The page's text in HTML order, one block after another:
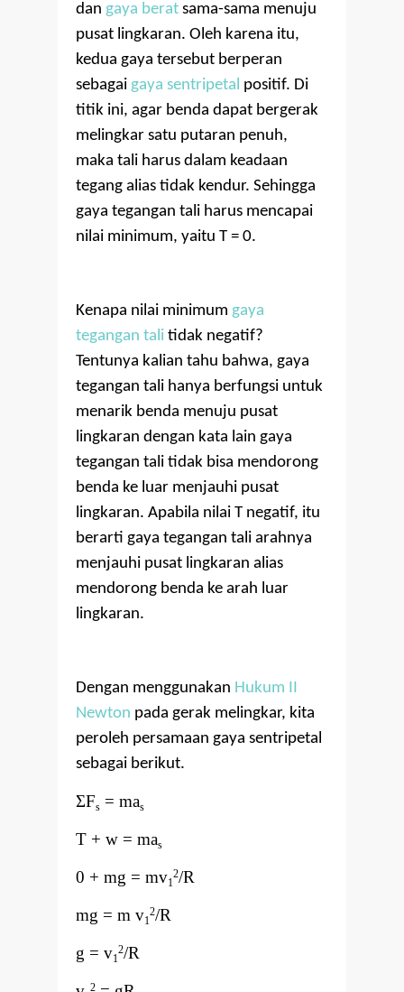
dan gaya berat sama-sama menuju
pusat lingkaran. Oleh karena itu,
kedua gaya tersebut berperan
sebagai gaya sentripetal positif. Di
titik ini, agar benda dapat bergerak
melingkar satu putaran penuh,
maka tali harus dalam keadaan
tegang alias tidak kendur. Sehingga
gaya tegangan tali harus mencapai
nilai minimum, yaitu T = 0.
Kenapa nilai minimum gaya
tegangan tali tidak negatif?
Tentunya kalian tahu bahwa, gaya
tegangan tali hanya berfungsi untuk
menarik benda menuju pusat
lingkaran dengan kata lain gaya
tegangan tali tidak bisa mendorong
benda ke luar menjauhi pusat
lingkaran. Apabila nilai T negatif, itu
berarti gaya tegangan tali arahnya
menjauhi pusat lingkaran alias
mendorong benda ke arah luar
lingkaran.
Dengan menggunakan Hukum II
Newton pada gerak melingkar, kita
peroleh persamaan gaya sentripetal
sebagai berikut.
ΣFs = mas
T + w = mas
0 + mg = mv1
2/R
mg = m v1
2/R
g = v1
2/R
2